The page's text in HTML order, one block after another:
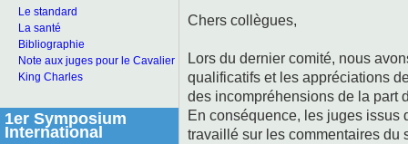
Le standard
La santé
Bibliographie
Note aux juges pour le Cavalier
King Charles
1er Symposium
International
Chers collègues,
Lors du dernier comité, nous
qualificatifs et les appréciations
des incompréhensions de la part
En conséquence, les juges issus
travaillé sur les commentaires du